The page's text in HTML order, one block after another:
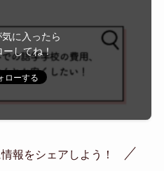
に入ったら
ーしてね！
報をシェアしよう！